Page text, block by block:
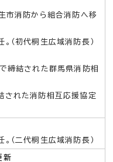
市消防から組合消防へ移
（初代桐生広域消防長）
締結された群馬県消防相
された消防相互応援協定
（二代桐生広域消防長）
新